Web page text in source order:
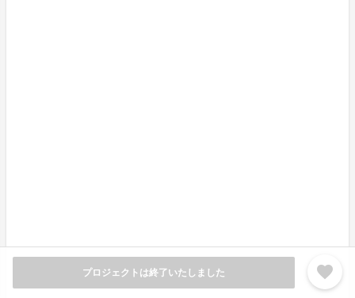
プロジェクトは終了いたしました favorite
よろしくお願いいたします。
● 配送リスク